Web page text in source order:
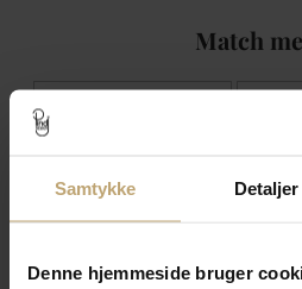
Samtykke Detaljer
Denne hjemmeside bruger
Match